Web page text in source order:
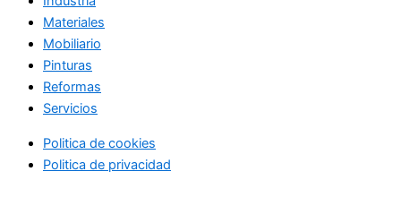
Materiales
Mobiliario
Pinturas
Reformas
Servicios
Politica de cookies
Politica de privacidad